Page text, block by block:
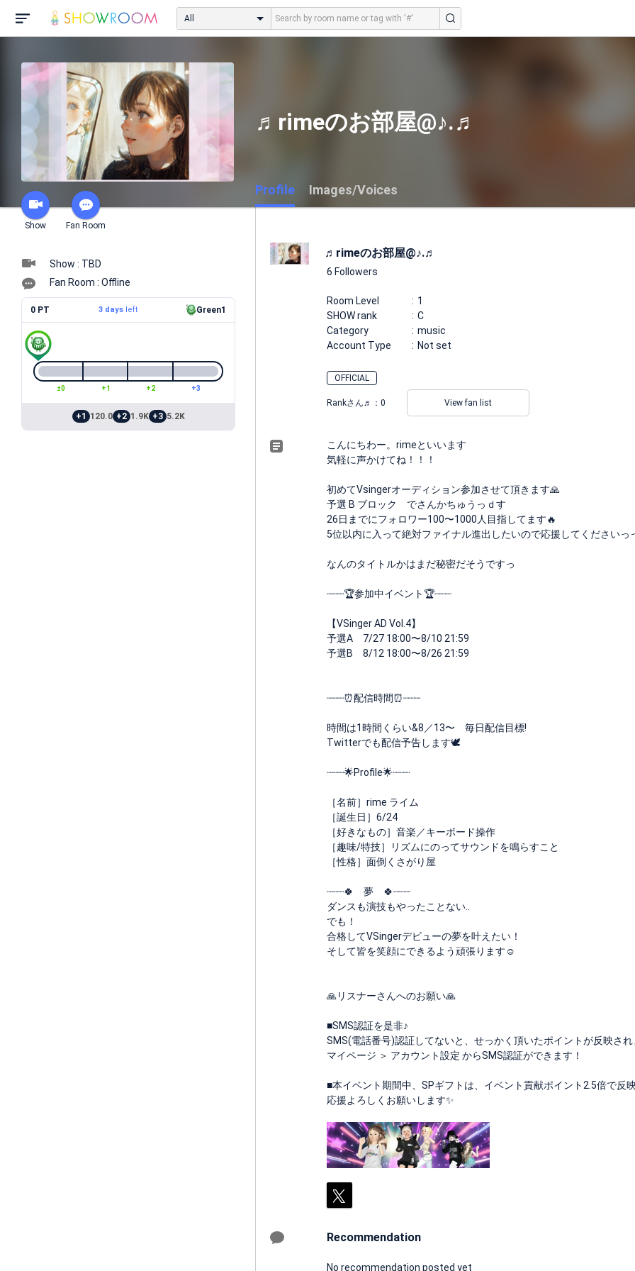
All
Show Fan Room
♬rimeのお部屋@♪.♬
Profile Images/Voices
Show : TBD
Fan Room : Offline
0 PT 3 daysleft Green1
±0 +1 +2 +3
+1 120.0 +2 1.9K +3 5.2K
♬rimeのお部屋@♪.♬
6 Followers
Room Level
1
SHOW rank
C
Category
music
Account Type
Not set
OFFICIAL
Rankさん♬： 0 View fan list
こんにちわー。rimeといいます
気軽に声かけてね！！！
初めてVsingerオーディション参加させて頂きます🙏
予選 B ブロック でさんかちゅうっｄす
26日までにフォロワー100〜1000人目指してます🔥
5位以内に入って絶対ファイナル進出したいので応援してくださいっ
なんのタイトルかはまだ秘密だそうですっ
┈┈┈🏆参加中イベント🏆┈┈┈
【VSinger AD Vol.4】
予選A 7/27 18:00〜8/10 21:59
予選B 8/12 18:00〜8/26 21:59
┈┈┈⏰配信時間⏰┈┈┈
時間は1時間くらい&8／13〜 毎日配信目標!
Twitterでも配信予告します🕊
┈┈┈🌟Profile🌟┈┈┈
［名前］rime ライム
［誕生日］6/24
［好きなもの］音楽／キーボード操作
［趣味/特技］リズムにのってサウンドを鳴らすこと
［性格］面倒くさがり屋
┈┈┈🍀 夢 🍀┈┈┈
ダンスも演技もやったことない..
でも！
合格してVSingerデビューの夢を叶えたい！
そして皆を笑顔にできるよう頑張ります☺
🙏リスナーさんへのお願い🙏
■SMS認証を是非♪
SMS(電話番号)認証してないと、せっかく頂いたポイントが反映さ
マイページ ＞ アカウント設定 からSMS認証ができます！
■本イベント期間中、SPギフトは、イベント貢献ポイント2.5倍で反
応援よろしくお願いします✨
Recommendation
No recommendation posted yet